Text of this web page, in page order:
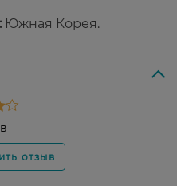
Южная Корея.